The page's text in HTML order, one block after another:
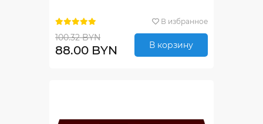
В избранное
100.32 BYN
88.00 BYN В корзину